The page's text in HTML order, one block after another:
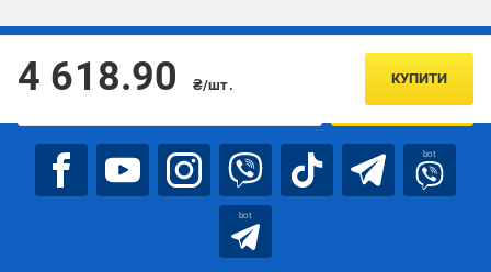
4 618.90 ₴/шт. КУПИТИ
Підписуйтесь, щоб дізнаватись першим про акції та пропозиції
ПІДПИСАТИСЯ
bot
bot